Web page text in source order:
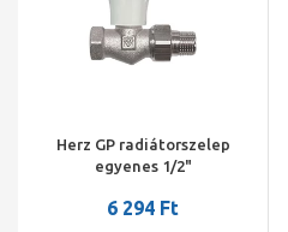
Herz GP radiátorszelep
egyenes 1/2"
6 294 Ft